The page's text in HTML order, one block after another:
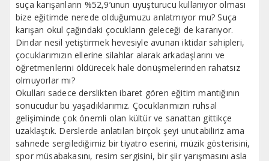
suça karışanların %52,9’unun uyuşturucu kullanıyor olması
bize eğitimde nerede olduğumuzu anlatmıyor mu? Suça
karışan okul çağındaki çocukların geleceği de kararıyor.
Dindar nesil yetiştirmek hevesiyle avunan iktidar sahipleri,
çocuklarımızın ellerine silahlar alarak arkadaşlarını ve
öğretmenlerini öldürecek hale dönüşmelerinden rahatsız
olmuyorlar mı?
Okulları sadece derslikten ibaret gören eğitim mantığının
sonucudur bu yaşadıklarımız. Çocuklarımızın ruhsal
gelişiminde çok önemli olan kültür ve sanattan gittikçe
uzaklaştık. Derslerde anlatılan birçok şeyi unutabiliriz ama
sahnede sergilediğimiz bir tiyatro eserini, müzik gösterisini,
spor müsabakasını, resim sergisini, bir şiir yarışmasını asla